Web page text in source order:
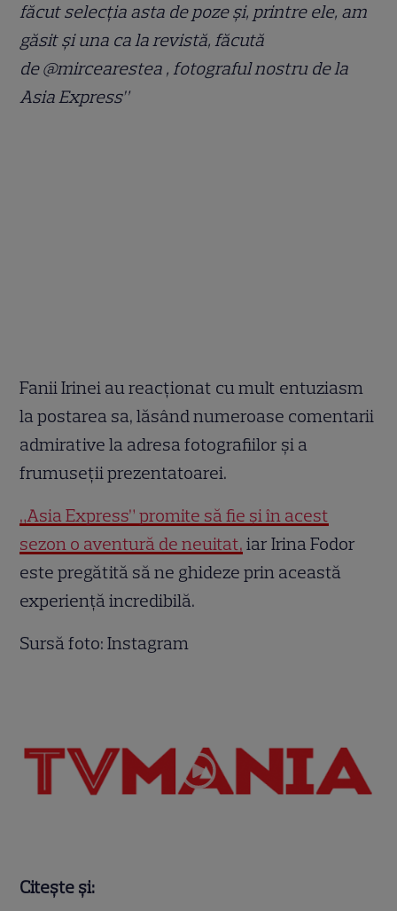
făcut selecția asta de poze și, printre ele, am
găsit și una ca la revistă, făcută
de @mircearestea , fotograful nostru de la
Asia Express”
Fanii Irinei au reacționat cu mult entuziasm
la postarea sa, lăsând numeroase comentarii
admirative la adresa fotografiilor și a
frumuseții prezentatoarei.
„Asia Express” promite să fie și în acest
sezon o aventură de neuitat, iar Irina Fodor
este pregătită să ne ghideze prin această
experiență incredibilă.
Sursă foto: Instagram
Citește și: